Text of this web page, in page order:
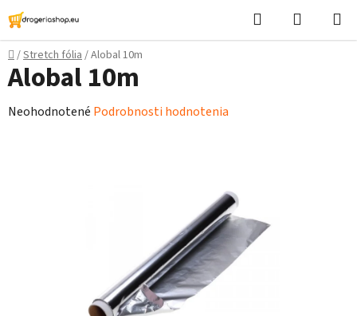
Prejsť
na
obsah
Hľadať
košík
Domov
/Stretch fólia/Alobal 10m
Alobal 10m
Priemerné
Neohodnotené Podrobnosti hodnotenia